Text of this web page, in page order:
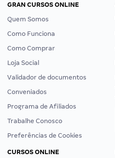
GRAN CURSOS ONLINE
Quem Somos
Como Funciona
Como Comprar
Loja Social
Validador de documentos
Conveniados
Programa de Afiliados
Trabalhe Conosco
Preferências de Cookies
CURSOS ONLINE